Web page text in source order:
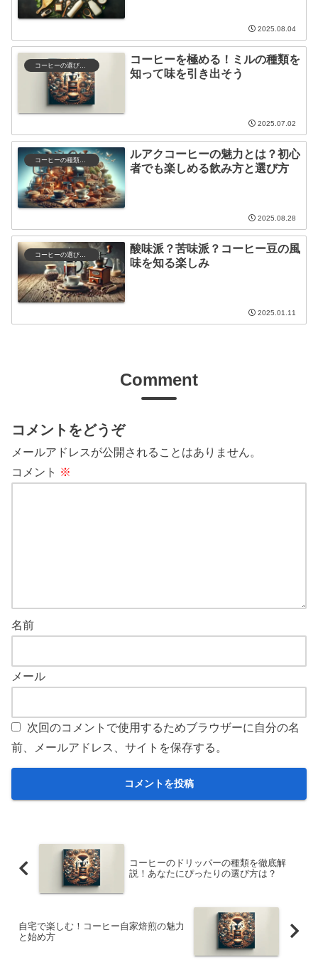
2025.08.04
コーヒーの選び方と保存
コーヒーを極める！ミルの種類を
知って味を引き出そう
2025.07.02
コーヒーの種類と特徴
ルアクコーヒーの魅力とは？初心
者でも楽しめる飲み方と選び方
2025.08.28
コーヒーの選び方と保存
酸味派？苦味派？コーヒー豆の風
味を知る楽しみ
2025.01.11
Comment
コメントをどうぞ
メールアドレスが公開されることはありません。
コメント ※
名前
メール
次回のコメントで使用するためブラウザーに自分の名
前、メールアドレス、サイトを保存する。
コーヒーのドリッパーの種類を徹底解
説！あなたにぴったりの選び方は？
自宅で楽しむ！コーヒー自家焙煎の魅力
と始め方